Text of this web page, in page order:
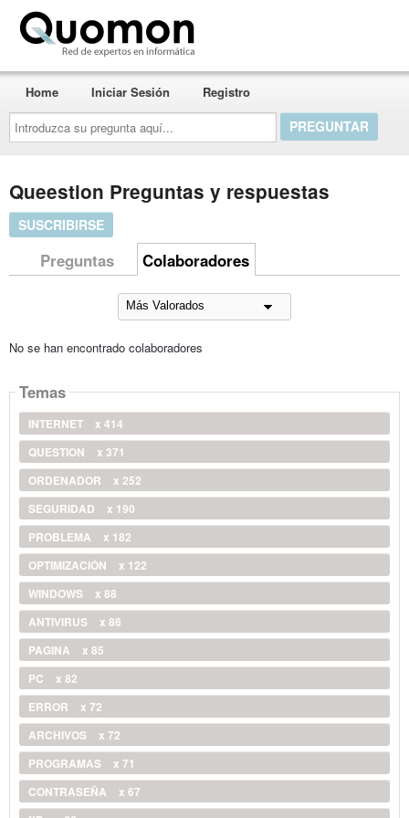
Introduzca
su
pregunta
aquí...
Home Iniciar Sesión Registro
Queestion Preguntas y respuestas
SUSCRIBIRSE
Preguntas Colaboradores
No se han encontrado colaboradores
Temas
INTERNET
x 414
QUESTION
x 371
ORDENADOR
x 252
SEGURIDAD
x 190
PROBLEMA
x 182
OPTIMIZACIÓN
x 122
WINDOWS
x 88
ANTIVIRUS
x 86
PAGINA
x 85
PC
x 82
ERROR
x 72
ARCHIVOS
x 72
PROGRAMAS
x 71
CONTRASEÑA
x 67